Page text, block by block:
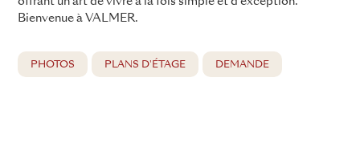
Bienvenue à VALMER.
PHOTOS PLANS D'ÉTAGE DEMANDE